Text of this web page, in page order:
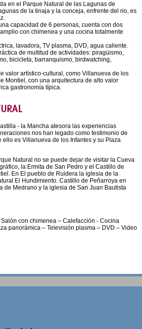
en el Parque Natural de las Lagunas de
de la tinaja y la conceja, enfrente del rio, es
capacidad de 6 personas, cuenta con dos
con chimenea y una cocina totalmente
lavadora, TV plasma, DVD, agua caliente.
de multitud de actividades: piragüismo,
bicicleta, barranquismo, birdwatching,
valor artístico-cultural, como Villanueva de los
Montiel, con una arquitectura de alto valor
gastronomía típica.
- la Mancha atesora las experiencias
nos han legado como testimonio de
es Villanueva de los Infantes y su Plaza
Natural no se puede dejar de visitar la Cueva
la Ermita de San Pedro y el Castillo de
En El pueblo de Ruidera la iglesia de la
El Hundimiento. Castillo de Peñarroya en
de Medrano y la iglesia de San Juan Bautista
con chimenea – Calefacción - Cocina
panorámica – Televisión plasma – DVD – Video